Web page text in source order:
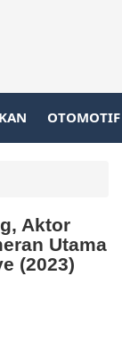
OTOMOTIF
Aktor
Utama
(2023)